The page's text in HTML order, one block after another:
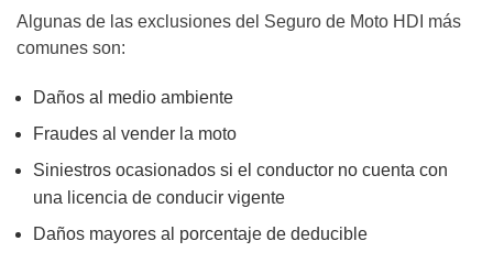
Algunas de las exclusiones del Seguro de Moto HDI más
comunes son:
Daños al medio ambiente
Fraudes al vender la moto
Siniestros ocasionados si el conductor no cuenta con
una licencia de conducir vigente
Daños mayores al porcentaje de deducible